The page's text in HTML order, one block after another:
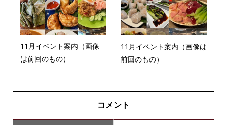
11月イベント案内（画像
は前回のもの）
11月イベント案内（画像は
前回のもの）
コメント